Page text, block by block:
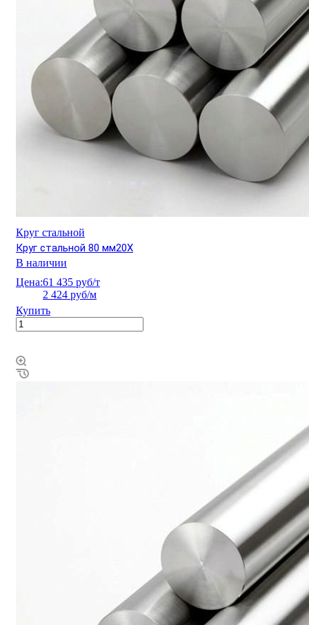
Круг стальной
Круг стальной 80 мм20Х
В наличии
Цена:61 435 руб/т
2 424 руб/м
Купить